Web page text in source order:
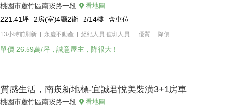
桃園市蘆竹區南崁路一段 看地圖
221.41坪 2房(室)4廳2衛 2/14樓 含車位
13小時前刷新 永慶不動產 經紀人員 值班人員 優質 降價
單價 26.59萬/坪，誠意屋主，降很大！
質感生活，南崁新地標-宜誠君悅美裝潢3+1房車
桃園市蘆竹區南崁路一段 看地圖